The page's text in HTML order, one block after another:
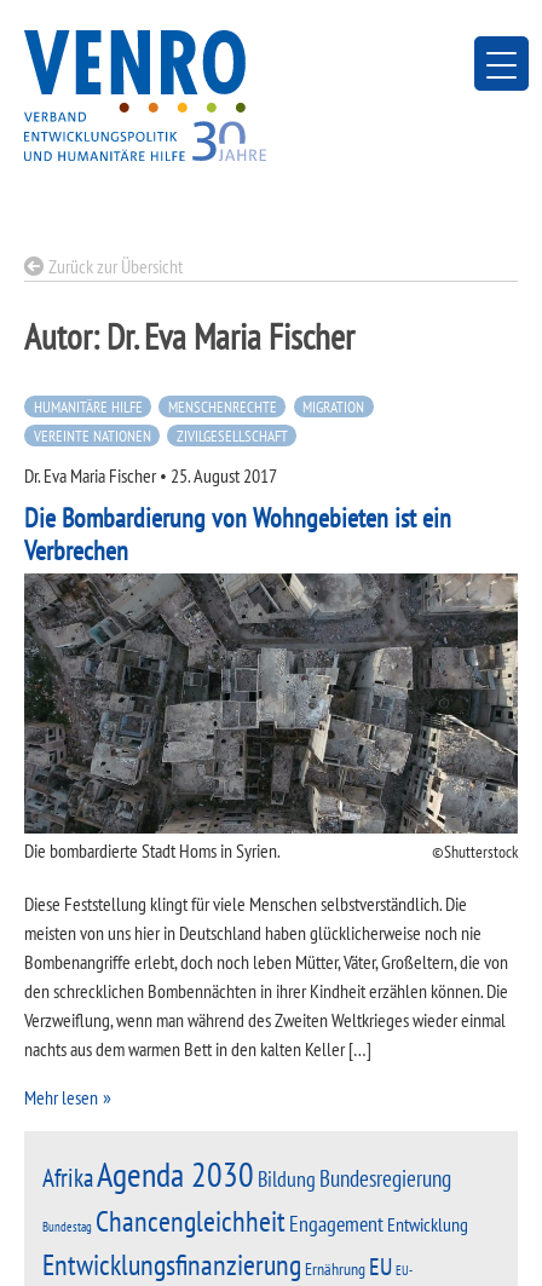
content
Zurück zur Übersicht
Autor:Dr. Eva Maria Fischer
HUMANITÄRE HILFE MENSCHENRECHTE
MIGRATION
VEREINTE NATIONEN
ZIVILGESELLSCHAFT
Dr. Eva Maria Fischer• 25. August 2017
Die Bombardierung von Wohngebieten ist ein
Verbrechen
Die bombardierte Stadt Homs in Syrien. Shutterstock
Diese Feststellung klingt für viele Menschen selbstverständlich. Die
meisten von uns hier in Deutschland haben glücklicherweise noch nie
Bombenangriffe erlebt, doch noch leben Mütter, Väter, Großeltern, die von
den schrecklichen Bombennächten in ihrer Kindheit erzählen können. Die
Verzweiflung, wenn man während des Zweiten Weltkrieges wieder einmal
nachts aus dem warmen Bett in den kalten Keller […]
Mehr lesen
AfrikaAgenda 2030 Bildung Bundesregierung
Bundestag ChancengleichheitEngagement Entwicklung
Entwicklungsfinanzierung Ernährung EU EU-